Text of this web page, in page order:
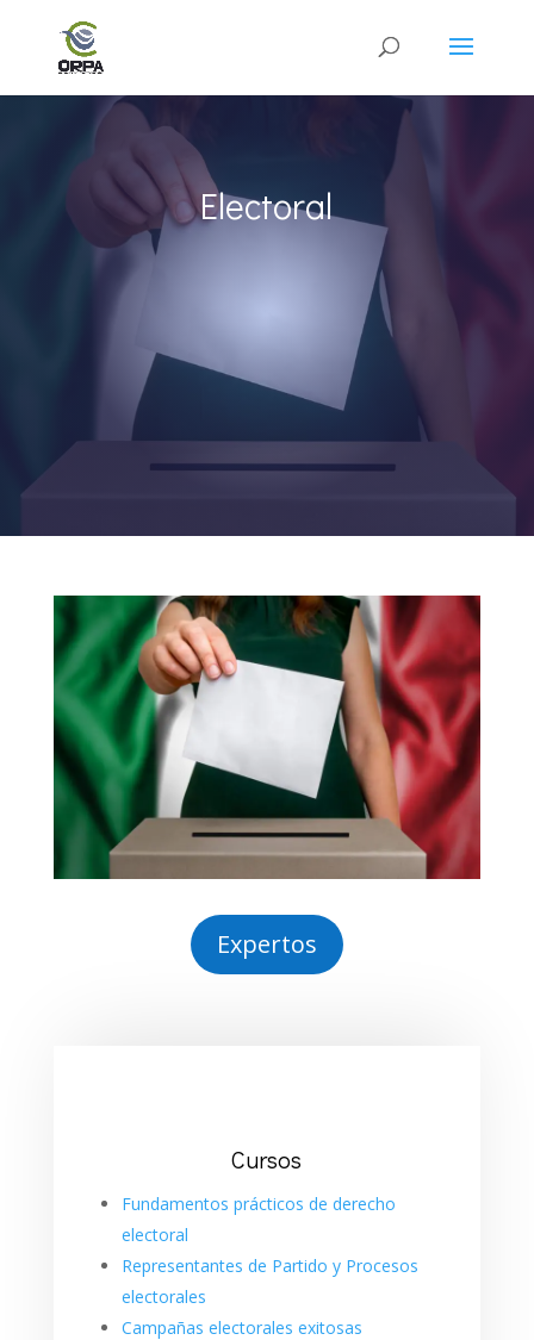
Electoral
Expertos
Cursos
Fundamentos prácticos de derecho
electoral
Representantes de Partido y Procesos
electorales
Campañas electorales exitosas